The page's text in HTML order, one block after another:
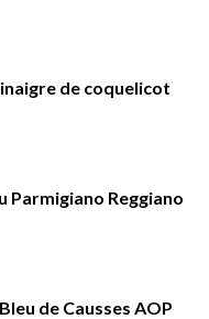
de coquelicot
Parmigiano Reggiano
de Causses AOP